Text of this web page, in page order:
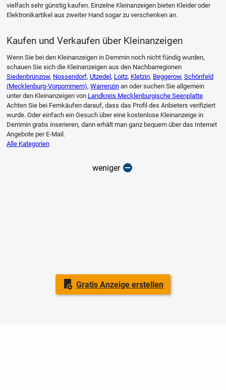
Gratis Anzeige erstellen
vielfach sehr günstig kaufen. Einzelne Kleinanzeigen bieten Kleider oder
Elektronikartikel aus zweiter Hand sogar zu verschenken an.
Kaufen und Verkaufen über Kleinanzeigen
Wenn Sie bei den Kleinanzeigen in Demmin noch nicht fündig wurden,
schauen Sie sich die Kleinanzeigen aus den Nachbarregionen
Siedenbrünzow, Nossendorf, Utzedel, Loitz, Kletzin, Beggerow, Schönfeld
(Mecklenburg-Vorpommern), Warrenzinan oder suchen Sie allgemein
unter den Kleinanzeigen von Landkreis Mecklenburgische Seenplatte.
Achten Sie bei Fernkäufen darauf, dass das Profil des Anbieters verifiziert
wurde. Oder einfach ein Gesuch über eine kostenlose Kleinanzeige in
Demmin gratis inserieren, dann erhält man ganz bequem über das Internet
Angebote per E-Mail.
Alle Kategorien
weniger